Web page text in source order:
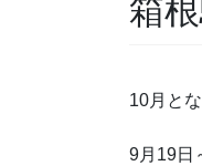
箱
10月と
9月19日